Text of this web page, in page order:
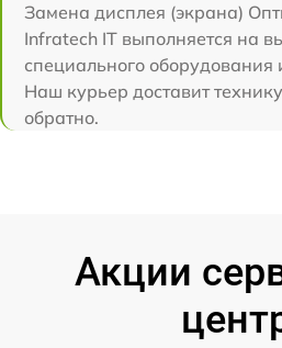
Замена дисплея (экрана)
Infratech IT выполняется на
специального оборудования
Наш курьер доставит
обратно.
Акции